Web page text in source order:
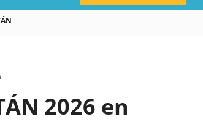
2026 en